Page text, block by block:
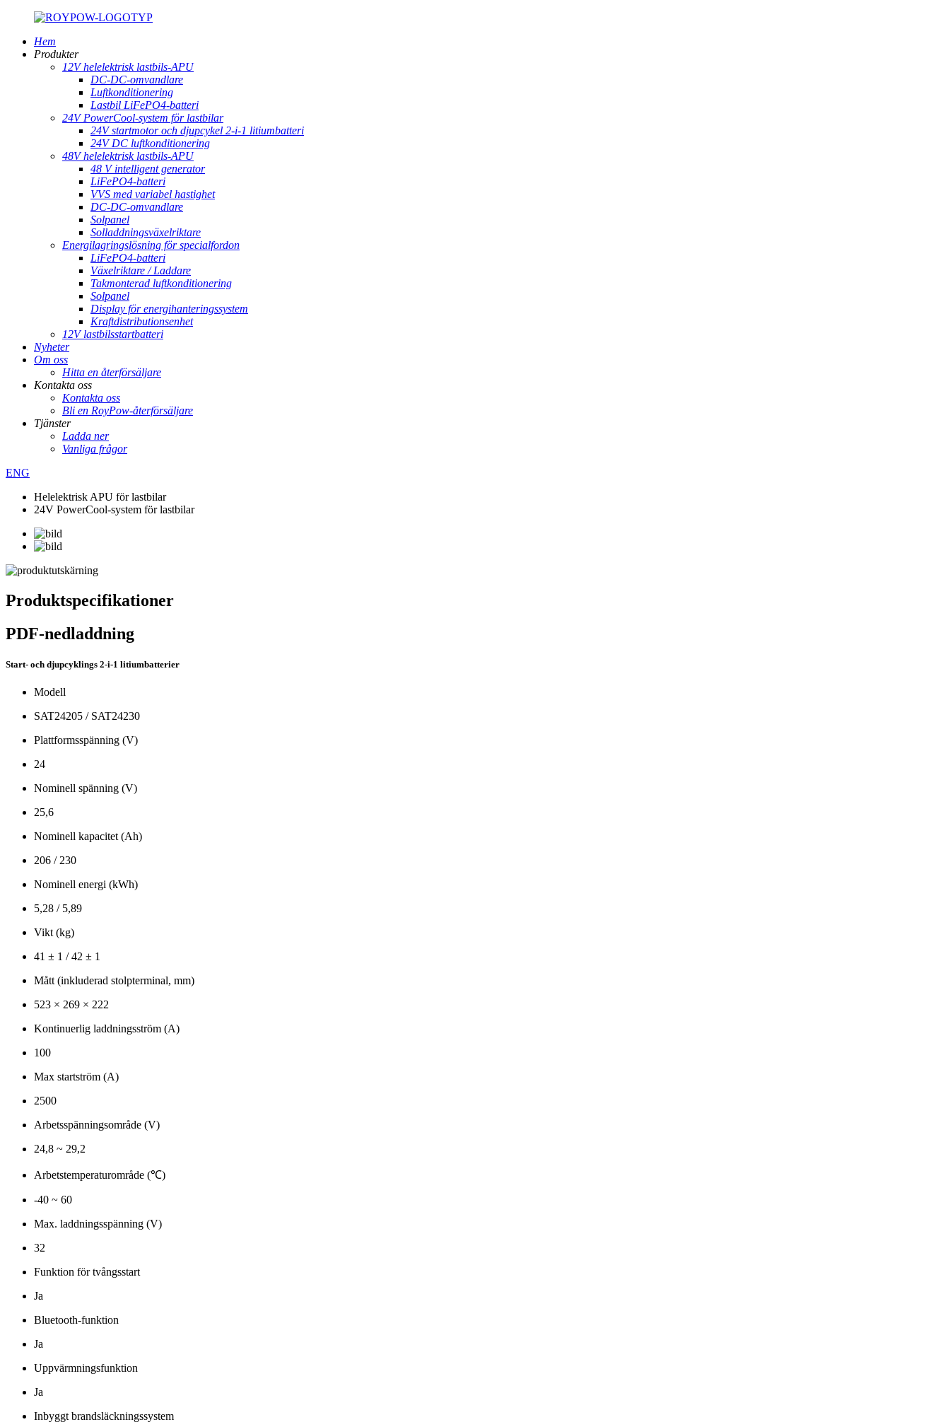
Hem
Produkter
12V helelektrisk lastbils-APU
DC-DC-omvandlare
Luftkonditionering
Lastbil LiFePO4-batteri
24V PowerCool-system för lastbilar
24V startmotor och djupcykel 2-i-1 litiumbatteri
24V DC luftkonditionering
48V helelektrisk lastbils-APU
48 V intelligent generator
LiFePO4-batteri
VVS med variabel hastighet
DC-DC-omvandlare
Solpanel
Solladdningsväxelriktare
Energilagringslösning för specialfordon
LiFePO4-batteri
Växelriktare / Laddare
Takmonterad luftkonditionering
Solpanel
Display för energihanteringssystem
Kraftdistributionsenhet
12V lastbilsstartbatteri
Nyheter
Om oss
Hitta en återförsäljare
Kontakta oss
Kontakta oss
Bli en RoyPow-återförsäljare
Tjänster
Ladda ner
Vanliga frågor
ENG
Helelektrisk APU för lastbilar
24V PowerCool-system för lastbilar
Produktspecifikationer
PDF-nedladdning
Start- och djupcyklings 2-i-1 litiumbatterier
Modell
SAT24205 / SAT24230
Plattformsspänning (V)
24
Nominell spänning (V)
25,6
Nominell kapacitet (Ah)
206 / 230
Nominell energi (kWh)
5,28 / 5,89
Vikt (kg)
41 ± 1 / 42 ± 1
Mått (inkluderad stolpterminal, mm)
523 × 269 × 222
Kontinuerlig laddningsström (A)
100
Max startström (A)
2500
Arbetsspänningsområde (V)
24,8 ~ 29,2
Arbetstemperaturområde (℃)
-40 ~ 60
Max. laddningsspänning (V)
32
Funktion för tvångsstart
Ja
Bluetooth-funktion
Ja
Uppvärmningsfunktion
Ja
Inbyggt brandsläckningssystem